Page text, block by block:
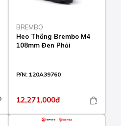
BREMBO
Heo Thắng Brembo M4
108mm Đen Phải
P/N: 120A39760
12,271,000đ